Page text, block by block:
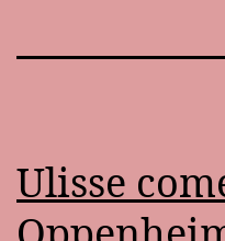
Ulisse